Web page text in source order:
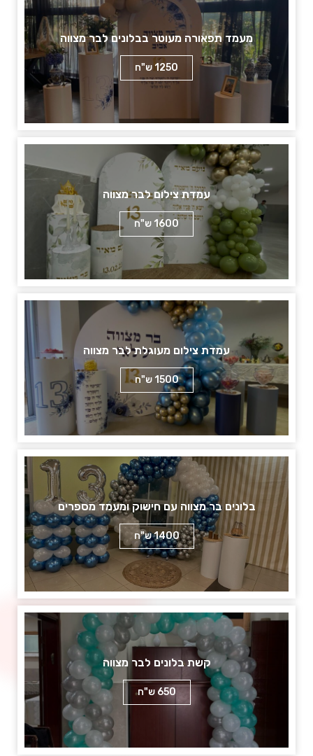
מעמד תפאורה מעוטר בבלונים לבר מצווה
1250 ש"ח
עמדת צילום לבר מצווה
1600 ש"ח
עמדת צילום מעוגלת לבר מצווה
1500 ש"ח
בלונים בר מצווה עם חישוק ומעמד מספרים
1400 ש"ח
קשת בלונים לבר מצווה
650 ש"ח